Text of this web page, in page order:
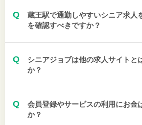
Q
蔵王駅で通勤しやすいシニア求人
を確認すべきですか？
Q
シニアジョブは他の求人サイトと
か？
Q
会員登録やサービスの利用にお金
か？